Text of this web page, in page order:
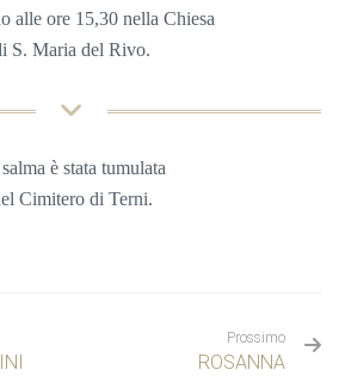
alle ore 15,30 nella Chiesa
S. Maria del Rivo.
è stata tumulata
Cimitero di Terni.
Prossimo
ROSANNA